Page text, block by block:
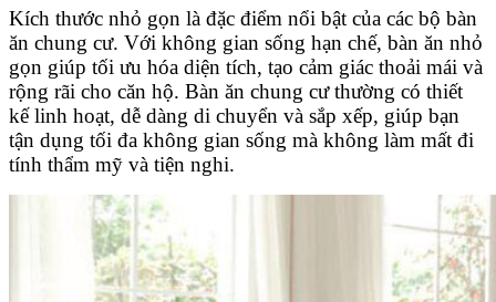
Kích thước nhỏ gọn là đặc điểm nổi bật của các bộ bàn
ăn chung cư. Với không gian sống hạn chế, bàn ăn nhỏ
gọn giúp tối ưu hóa diện tích, tạo cảm giác thoải mái và
rộng rãi cho căn hộ. Bàn ăn chung cư thường có thiết
kế linh hoạt, dễ dàng di chuyển và sắp xếp, giúp bạn
tận dụng tối đa không gian sống mà không làm mất đi
tính thẩm mỹ và tiện nghi.